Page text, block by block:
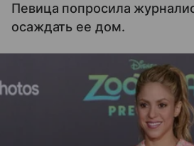
Певица попросила
осаждать ее дом.